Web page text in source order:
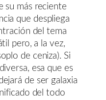
su más reciente
que despliega
del tema
pero, a la vez,
de ceniza). Si
esa que es
de ser galaxia
del todo